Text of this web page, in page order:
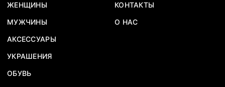
ЖЕНЩИНЫ
МУЖЧИНЫ
АКСЕССУАРЫ
УКРАШЕНИЯ
ОБУВЬ
КОНТАКТЫ
О НАС